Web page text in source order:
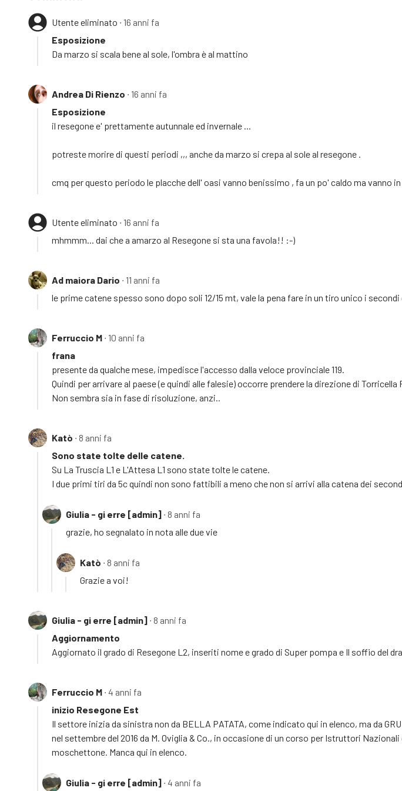
Utente eliminato ∙ 16 anni fa
Esposizione
Da marzo si scala bene al sole, l'ombra è al mattino
Andrea Di Rienzo ∙ 16 anni fa
Esposizione
il resegone e' prettamente autunnale ed invernale ...
potreste morire di questi periodi ,,, anche da marzo si crepa al sole al resegone .
cmq per questo periodo le placche dell' oasi vanno benissimo , fa un po' caldo ma vanno
Utente eliminato ∙ 16 anni fa
mhmmm... dai che a amarzo al Resegone si sta una favola!! :-)
Ad maiora Dario ∙ 11 anni fa
le prime catene spesso sono dopo soli 12/15 mt, vale la pena fare in un tiro unico i
Ferruccio M ∙ 10 anni fa
frana
presente da qualche mese, impedisce l'accesso dalla veloce provinciale 119.
Quindi per arrivare al paese (e quindi alle falesie) occorre prendere la direzione di
Non sembra sia in fase di risoluzione, anzi..
Katò ∙ 8 anni fa
Sono state tolte delle catene.
Su La Truscia L1 e L'Attesa L1 sono state tolte le catene.
I due primi tiri da 5c quindi non sono fattibili a meno che non si arrivi alla catena dei
Giulia - gi erre [admin] ∙ 8 anni fa
grazie, ho segnalato in nota alle due vie
Katò ∙ 8 anni fa
Grazie a voi!
Giulia - gi erre [admin] ∙ 8 anni fa
Aggiornamento
Aggiornato il grado di Resegone L2, inseriti nome e grado di Super pompa e Il soffio del
Ferruccio M ∙ 4 anni fa
inizio Resegone Est
Il settore inizia da sinistra non da BELLA PATATA, come indicato qui in elenco, ma da
nel settembre del 2016 da M. Oviglia & Co., in occasione di un corso per Istruttori
moschettone. Manca qui in elenco.
Giulia - gi erre [admin] ∙ 4 anni fa